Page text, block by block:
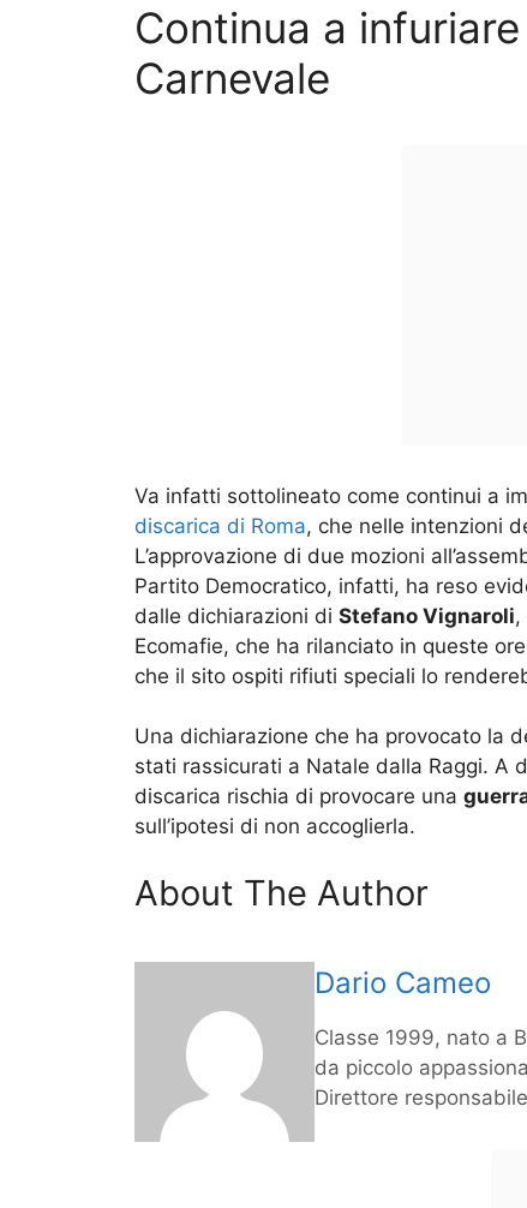
Continua a
Carnevale
Va infatti sottolineato come continui a
discarica di Roma, che nelle intenzioni
L’approvazione di due mozioni
Partito Democratico, infatti, ha reso
dalle dichiarazioni di Stefano Vignaroli,
Ecomafie, che ha rilanciato in queste ore
che il sito ospiti rifiuti speciali lo
Una dichiarazione che ha provocato la
stati rassicurati a Natale dalla Raggi. A
discarica rischia di provocare una
sull’ipotesi di non accoglierla.
About The Author
Dario Cameo
Classe 1999, nato a
da piccolo
Direttore